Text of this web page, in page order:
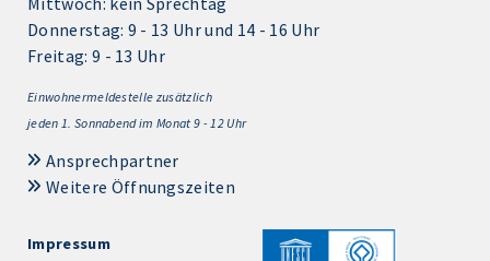
Donnerstag: 9 - 13 Uhr und 14 - 16 Uhr
Freitag: 9 - 13 Uhr
Einwohnermeldestelle zusätzlich
jeden 1. Sonnabend im Monat 9 - 12 Uhr
Ansprechpartner
Weitere Öffnungszeiten
Impressum